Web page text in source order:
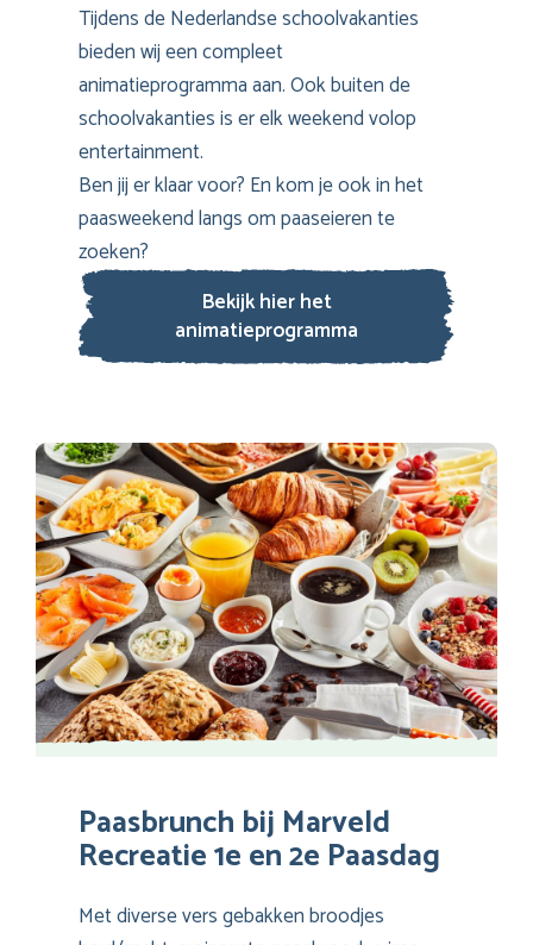
Tijdens de Nederlandse schoolvakanties
bieden wij een compleet
animatieprogramma aan. Ook buiten de
schoolvakanties is er elk weekend volop
entertainment.
Ben jij er klaar voor? En kom je ook in het
paasweekend langs om paaseieren te
zoeken?
Bekijk hier het
animatieprogramma
Paasbrunch bij Marveld
Recreatie 1e en 2e Paasdag
Met diverse vers gebakken broodjes